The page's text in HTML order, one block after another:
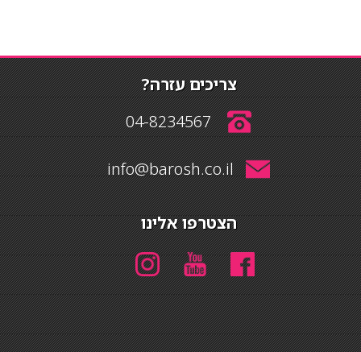
צריכים עזרה?
04-8234567
info@barosh.co.il
הצטרפו אלינו